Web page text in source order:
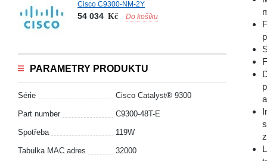
Cisco C9300-NM-2Y
54 034 Kč Do košíku
PARAMETRY PRODUKTU
Série Cisco Catalyst® 9300
Part number C9300-48T-E
Spotřeba 119W
Tabulka MAC adres 32000